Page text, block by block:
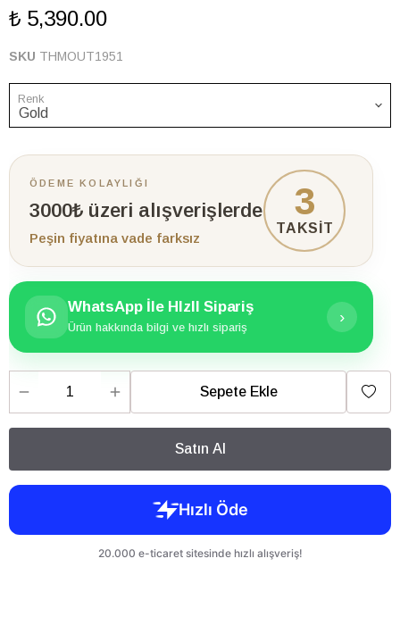
₺ 5,390.00
SKU THMOUT1951
Renk
ÖDEME KOLAYLIĞI
3000₺ üzeri alışverişlerde
Peşin fiyatına vade farksız
3
TAKSİT
WhatsApp İle HIzlI Sipariş
Ürün hakkında bilgi ve hızlı sipariş
›
Sepete Ekle
Satın Al